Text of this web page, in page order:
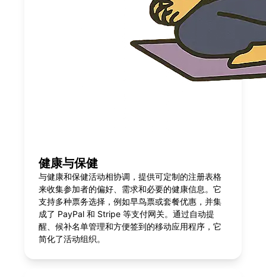
健康与保健
与健康和保健活动相协调，提供可定制的注册表格
来收集参加者的偏好、需求和必要的健康信息。它
支持多种票务选择，例如早鸟票或套餐优惠，并集
成了 PayPal 和 Stripe 等支付网关。通过自动提
醒、候补名单管理和方便签到的移动应用程序，它
简化了活动组织。